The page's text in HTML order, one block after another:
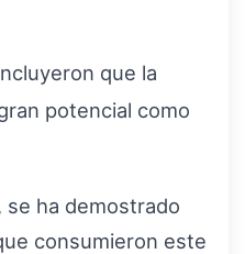
que la
potencial como
se ha demostrado
consumieron este